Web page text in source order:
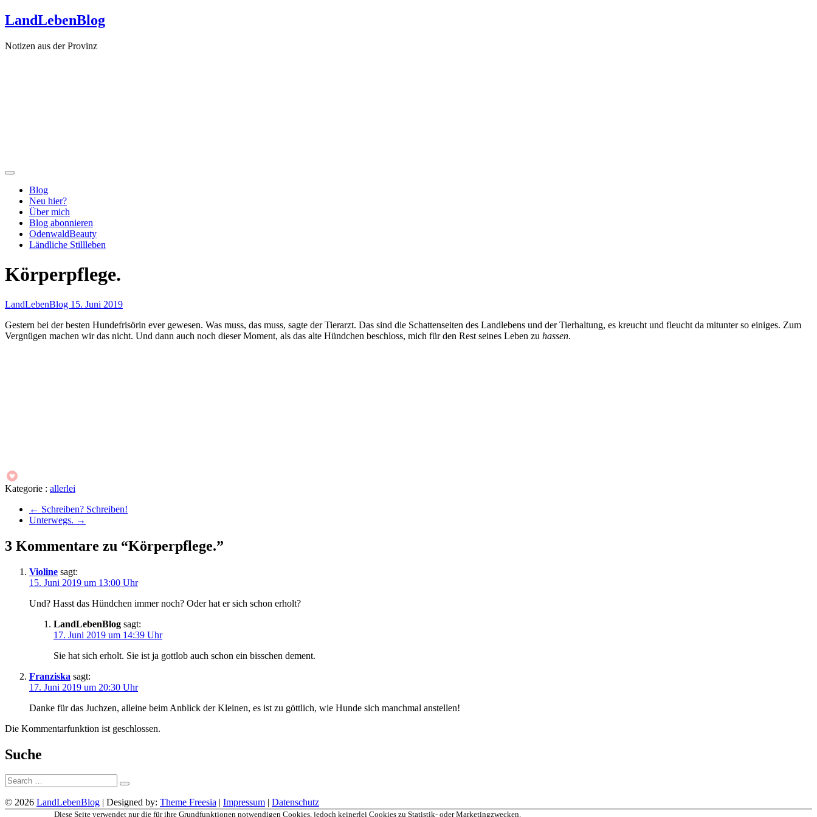
Zum
Inhalt
LandLebenBlog
Notizen aus der Provinz
Blog
Neu hier?
Über mich
Blog abonnieren
OdenwaldBeauty
Ländliche Stillleben
Körperpflege.
LandLebenBlog 15. Juni 2019
Gestern bei der besten Hundefrisörin ever gewesen. Was muss, das muss, sagte der Tierarzt. Das sind die Schattenseiten des Landlebens und der Tierhaltung, es kreucht und fleucht da mitunter so einiges. Zum
Vergnügen machen wir das nicht. Und dann auch noch dieser Moment, als das alte Hündchen beschloss, mich für den Rest seines Leben zu hassen.
Kategorie : allerlei
← Schreiben? Schreiben!
Unterwegs. →
3 Kommentare zu “Körperpflege.”
Violine sagt:
15. Juni 2019 um 13:00 Uhr
Und? Hasst das Hündchen immer noch? Oder hat er sich schon erholt?
LandLebenBlog sagt:
17. Juni 2019 um 14:39 Uhr
Sie hat sich erholt. Sie ist ja gottlob auch schon ein bisschen dement.
Franziska sagt:
17. Juni 2019 um 20:30 Uhr
Danke für das Juchzen, alleine beim Anblick der Kleinen, es ist zu göttlich, wie Hunde sich manchmal anstellen!
Die Kommentarfunktion ist geschlossen.
Suche
Suche:
© 2026 LandLebenBlog | Designed by: Theme Freesia | Impressum | Datenschutz
Nach
Diese Seite verwendet nur die für ihre Grundfunktionen notwendigen Cookies, jedoch keinerlei Cookies zu Statistik- oder Marketingzwecken.